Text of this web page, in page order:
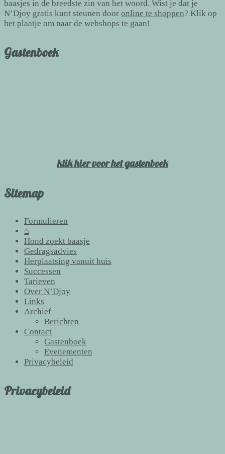
baasjes in de breedste zin van het woord. Wist je dat je
N’Djoy gratis kunt steunen door online te shoppen? Klik op
het plaatje om naar de webshops te gaan!
Gastenboek
klik hier voor het gastenboek
Sitemap
Formulieren
⌂
Hond zoekt baasje
Gedragsadvies
Herplaatsing vanuit huis
Successen
Tarieven
Over N’Djoy
Links
Archief
Berichten
Contact
Gastenboek
Evenementen
Privacybeleid
Privacybeleid